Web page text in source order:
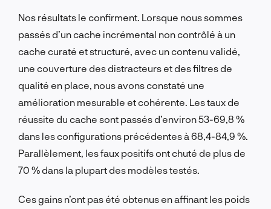
Nos résultats le confirment. Lorsque nous sommes
passés d’un cache incrémental non contrôlé à un
cache curaté et structuré, avec un contenu validé,
une couverture des distracteurs et des filtres de
qualité en place, nous avons constaté une
amélioration mesurable et cohérente. Les taux de
réussite du cache sont passés d’environ 53-69,8 %
dans les configurations précédentes à 68,4-84,9 %.
Parallèlement, les faux positifs ont chuté de plus de
70 % dans la plupart des modèles testés.
Ces gains n’ont pas été obtenus en affinant les poids